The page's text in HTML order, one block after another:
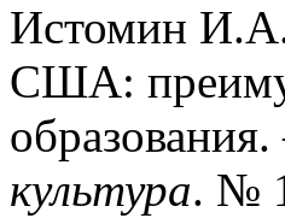
Истомин И.А.
США:
образования.
культура. №